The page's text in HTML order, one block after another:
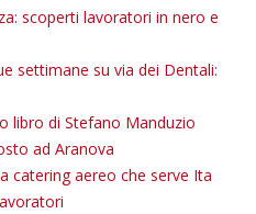
scoperti lavoratori in nero e
settimane su via dei Dentali:
libro di Stefano Manduzio
ad Aranova
catering aereo che serve Ita